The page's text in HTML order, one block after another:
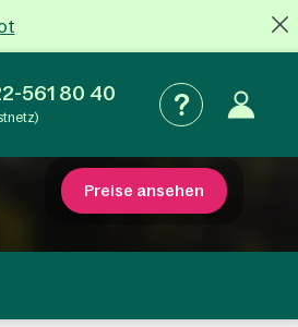
561 80 40
Preise ansehen